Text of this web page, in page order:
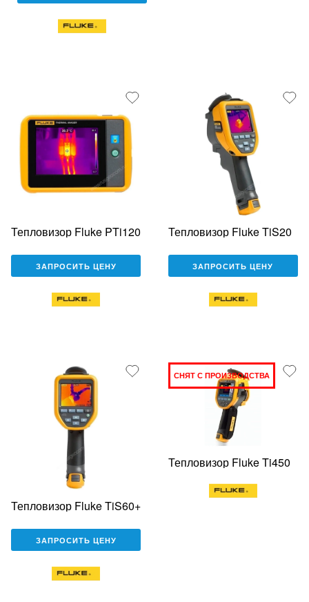
Тепловизор Fluke PTi120
ЗАПРОСИТЬ ЦЕНУ
Тепловизор Fluke TiS20
ЗАПРОСИТЬ ЦЕНУ
Тепловизор Fluke TiS60+
ЗАПРОСИТЬ ЦЕНУ
СНЯТ С ПРОИЗВОДСТВА
Тепловизор Fluke Ti450